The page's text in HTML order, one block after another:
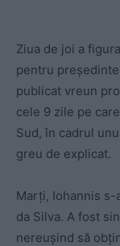
Ziua de joi a
pentru
publicat vreun
cele 9 zile pe
Sud, în cadrul
greu de explicat.
Marți, Iohannis
da Silva. A fost
nereușind să